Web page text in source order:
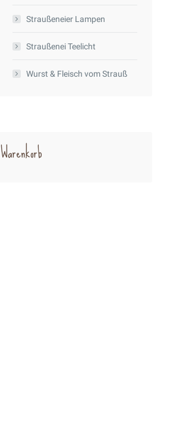
Straußeneier Lampen
Straußenei Teelicht
Wurst & Fleisch vom Strauß
Warenkorb